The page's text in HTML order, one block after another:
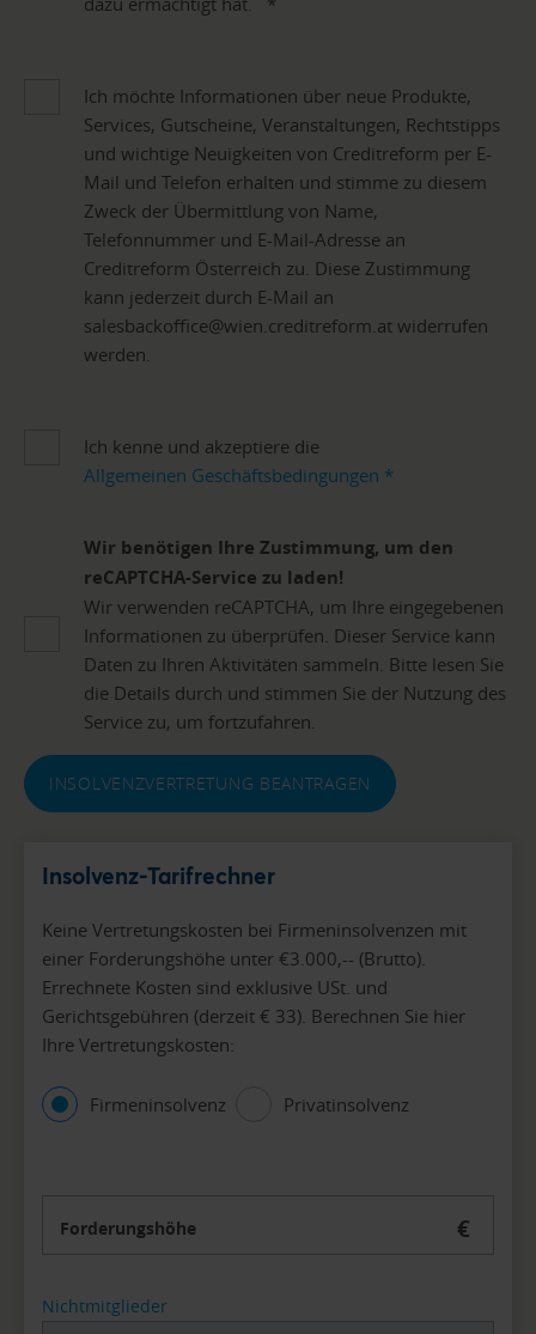
Ich möchte Informationen über neue Produkte,
Services, Gutscheine, Veranstaltungen, Rechtstipps
und wichtige Neuigkeiten von Creditreform per E-
Mail und Telefon erhalten und stimme zu diesem
Zweck der Übermittlung von Name,
Telefonnummer und E-Mail-Adresse an
Creditreform Österreich zu. Diese Zustimmung
kann jederzeit durch E-Mail an
salesbackoffice@wien.creditreform.at widerrufen
werden.
Ich kenne und akzeptiere die
Allgemeinen Geschäftsbedingungen *
Wir benötigen Ihre Zustimmung, um den
reCAPTCHA-Service zu laden!
Wir verwenden reCAPTCHA, um Ihre eingegebenen
Informationen zu überprüfen. Dieser Service kann
Daten zu Ihren Aktivitäten sammeln. Bitte lesen Sie
die Details durch und stimmen Sie der Nutzung des
Service zu, um fortzufahren.
INSOLVENZVERTRETUNG BEANTRAGEN
Insolvenz-Tarifrechner
Keine Vertretungskosten bei Firmeninsolvenzen mit
einer Forderungshöhe unter €3.000,-- (Brutto).
Errechnete Kosten sind exklusive USt. und
Gerichtsgebühren (derzeit € 33). Berechnen Sie hier
Ihre Vertretungskosten:
Firmeninsolvenz Privatinsolvenz
Forderungshöhe €
Nichtmitglieder